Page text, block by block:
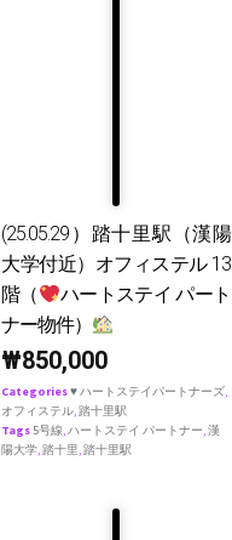
(25.05.29）踏十里駅（漢陽
大学付近）オフィステル 13
階（
ハートステイ パート
ナー物件）
₩850,000
Categories♥ ハートステイパートナーズ,
オフィステル,踏十里駅
Tags 5号線,ハートステイ パートナー,漢
陽大学,踏十里,踏十里駅